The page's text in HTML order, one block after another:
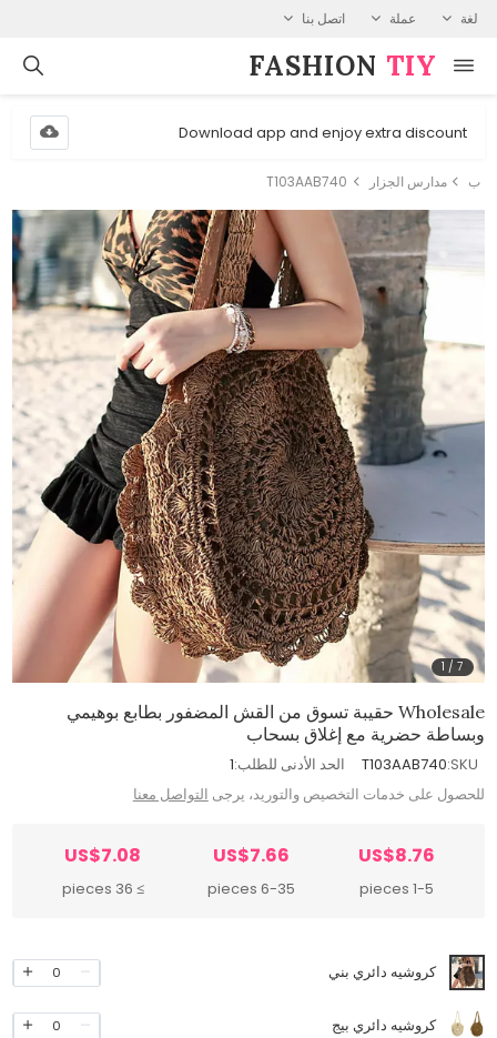
لغة عملة اتصل بنا
FASHION⁠ TIY
Download app and enjoy extra discount
ب مدارس الجزار T103AAB740
1 /7
Wholesale حقيبة تسوق من القش المضفور بطابع بوهيمي
وبساطة حضرية مع إغلاق بسحاب
SKU:
T103AAB740 الحد الأدنى للطلب:1
للحصول على خدمات التخصيص والتوريد، يرجى التواصل معنا
US$8.76
1-5 pieces
US$7.66
6-35 pieces
US$7.08
≥ 36 pieces
كروشيه دائري بني 0
كروشيه دائري بيج 0